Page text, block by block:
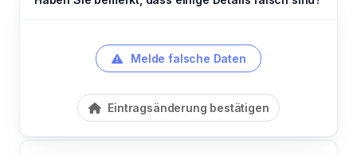
Melde falsche Daten
Eintragsänderung bestätigen